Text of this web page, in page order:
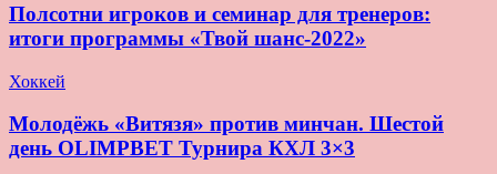
Полсотни игроков и семинар для тренеров:
итоги программы «Твой шанс-2022»
Хоккей
Молодёжь «Витязя» против минчан. Шестой
день OLIMPBET Турнира КХЛ 3×3